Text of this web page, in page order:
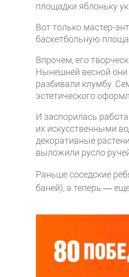
площадки яблоньку
Вот только мастер-
баскетбольную
Впрочем, его
Нынешней весной они
разбивали клумбу.
эстетического
И заспорилась
их искусственными
декоративные
выложили русло
Раньше соседские
баней), а теперь —